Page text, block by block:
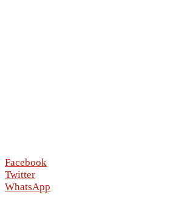
Facebook
Twitter
WhatsApp